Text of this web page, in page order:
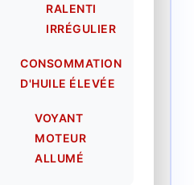
RALENTI
IRRÉGULIER
CONSOMMATION
D'HUILE ÉLEVÉE
VOYANT
MOTEUR
ALLUMÉ